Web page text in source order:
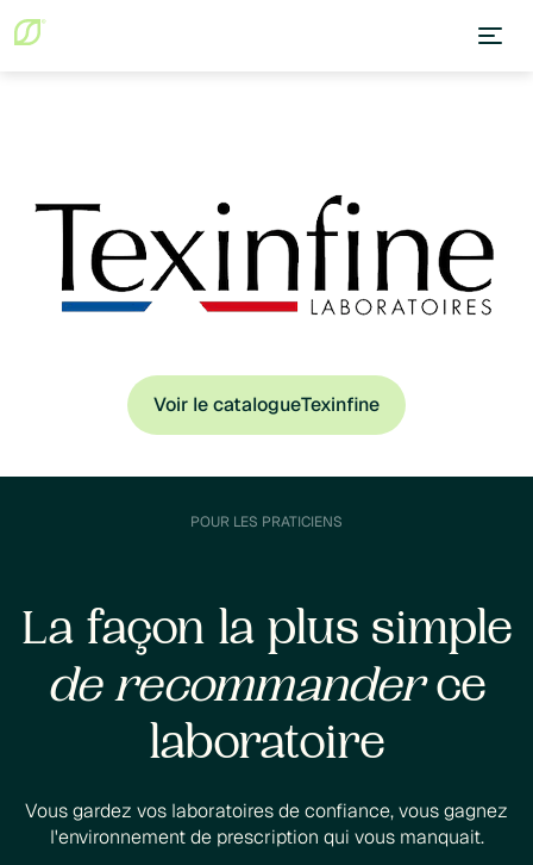
Voir le catalogueTexinfine
POUR LES PRATICIENS
La façon la plus simple
de recommanderce
laboratoire
Vous gardez vos laboratoires de confiance, vous gagnez
l'environnement de prescription qui vous manquait.